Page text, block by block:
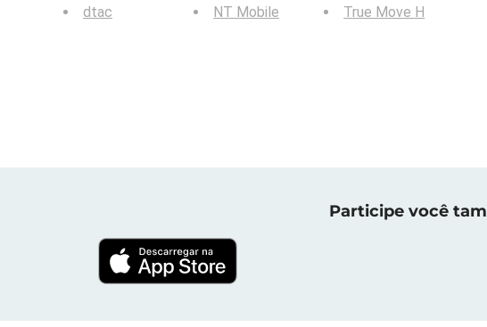
dtac
NT Mobile True Move H
Participe você